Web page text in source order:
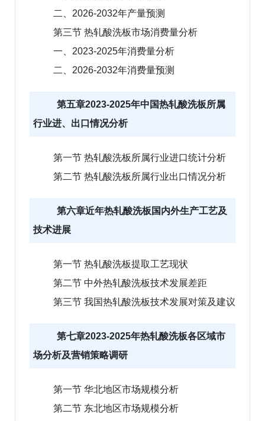
二、2026-2032年产量预测
第三节 热轧酸洗板市场消费量分析
一、2023-2025年消费量分析
二、2026-2032年消费量预测
第五章2023-2025年中国热轧酸洗板所属
行业进、出口情况分析
第一节 热轧酸洗板所属行业进口统计分析
第二节 热轧酸洗板所属行业出口情况分析
第六章近年热轧酸洗板国内外生产工艺及
技术进展
第一节 热轧酸洗板提取工艺现状
第二节 中外热轧酸洗板技术发展差距
第三节 我国热轧酸洗板技术发展对策及建议
第七章2023-2025年热轧酸洗板各区域市
场分析及营销策略调研
第一节 华北地区市场规模分析
第二节 东北地区市场规模分析